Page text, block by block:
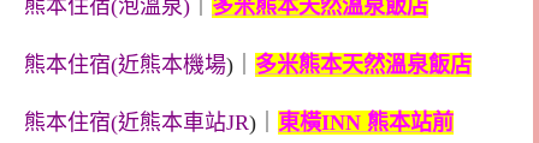
熊本住宿(泡溫泉) 多米熊本天然溫泉飯店
熊本住宿(近熊本機場)｜ 多米熊本天然溫泉飯店
熊本住宿(近熊本車站JR)｜ 東橫INN 熊本站前